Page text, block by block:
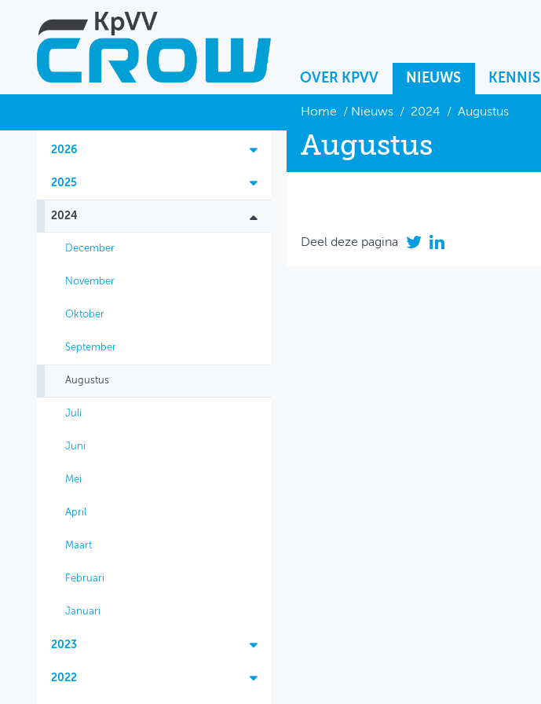
OVER KPVV NIEUWS KENNIS
NIEUWS
KENNIS
NETWERK V&V
Home / Nieuws/ 2024 / Augustus
2026
2025
2024
December
November
Oktober
September
Augustus
Juli
Juni
Mei
April
Maart
Februari
Januari
2023
2022
Augustus
Deel deze pagina